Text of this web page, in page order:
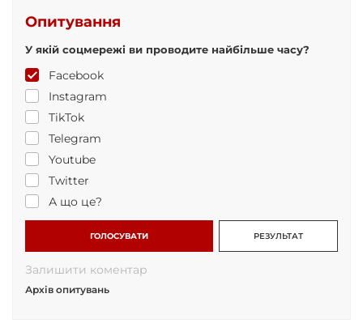
Опитування
У якій соцмережі ви проводите найбільше часу?
Facebook
Instagram
TikTok
Telegram
Youtube
Twitter
А що це?
ГОЛОСУВАТИ РЕЗУЛЬТАТ
Залишити коментар
Архів опитувань